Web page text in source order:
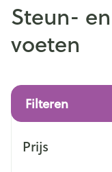
Steun-
voeten
Filteren
Prijs